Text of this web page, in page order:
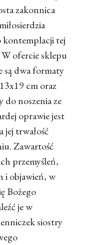
zakonnica
kontemplacji tej
ofercie sklepu
są dwa formaty
cm oraz
do noszenia ze
oprawie jest
jej trwałość
Zawartość
przemyśleń,
i objawień, w
Bożego
je w
siostry